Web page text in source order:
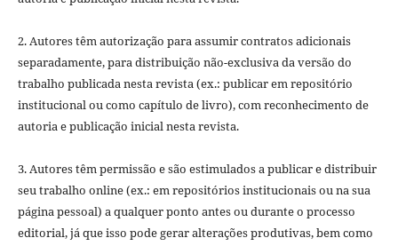
2. Autores têm autorização para assumir contratos adicionais
separadamente, para distribuição não-exclusiva da versão do
trabalho publicada nesta revista (ex.: publicar em repositório
institucional ou como capítulo de livro), com reconhecimento de
autoria e publicação inicial nesta revista.
3. Autores têm permissão e são estimulados a publicar e distribuir
seu trabalho online (ex.: em repositórios institucionais ou na sua
página pessoal) a qualquer ponto antes ou durante o processo
editorial, já que isso pode gerar alterações produtivas, bem como